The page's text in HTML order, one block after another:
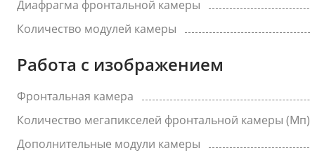
Диафрагма фронтальной камеры
Количество модулей камеры
Работа с изображением
Фронтальная камера
Количество мегапикселей фронтальной камеры (Мп)
Дополнительные модули камеры